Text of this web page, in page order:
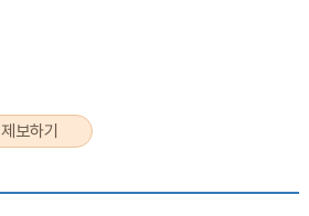
제보하기